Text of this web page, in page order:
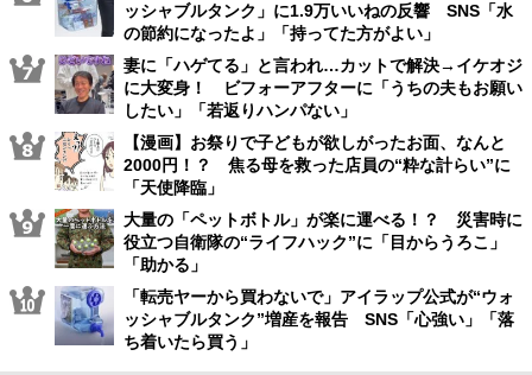
ッシャブルタンク」に1.9万いいねの反響 SNS「水
の節約になったよ」「持ってた方がよい」
妻に「ハゲてる」と言われ…カットで解決→イケオジ
に大変身！ ビフォーアフターに「うちの夫もお願い
したい」「若返りハンパない」
【漫画】お祭りで子どもが欲しがったお面、なんと
2000円！？ 焦る母を救った店員の“粋な計らい”に
「天使降臨」
大量の「ペットボトル」が楽に運べる！？ 災害時に
役立つ自衛隊の“ライフハック”に「目からうろこ」
「助かる」
「転売ヤーから買わないで」アイラップ公式が“ウォ
ッシャブルタンク”増産を報告 SNS「心強い」「落
ち着いたら買う」